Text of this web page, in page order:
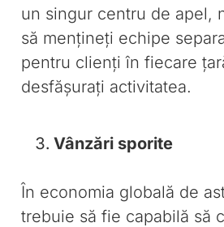
un singur centru de apel,
să mențineți echipe
pentru clienți în fiecare
desfășurați activitatea.
Vânzări sporite
În economia globală de
trebuie să fie capabilă să